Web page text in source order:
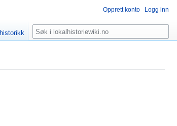
Opprett konto Logg inn
Søk